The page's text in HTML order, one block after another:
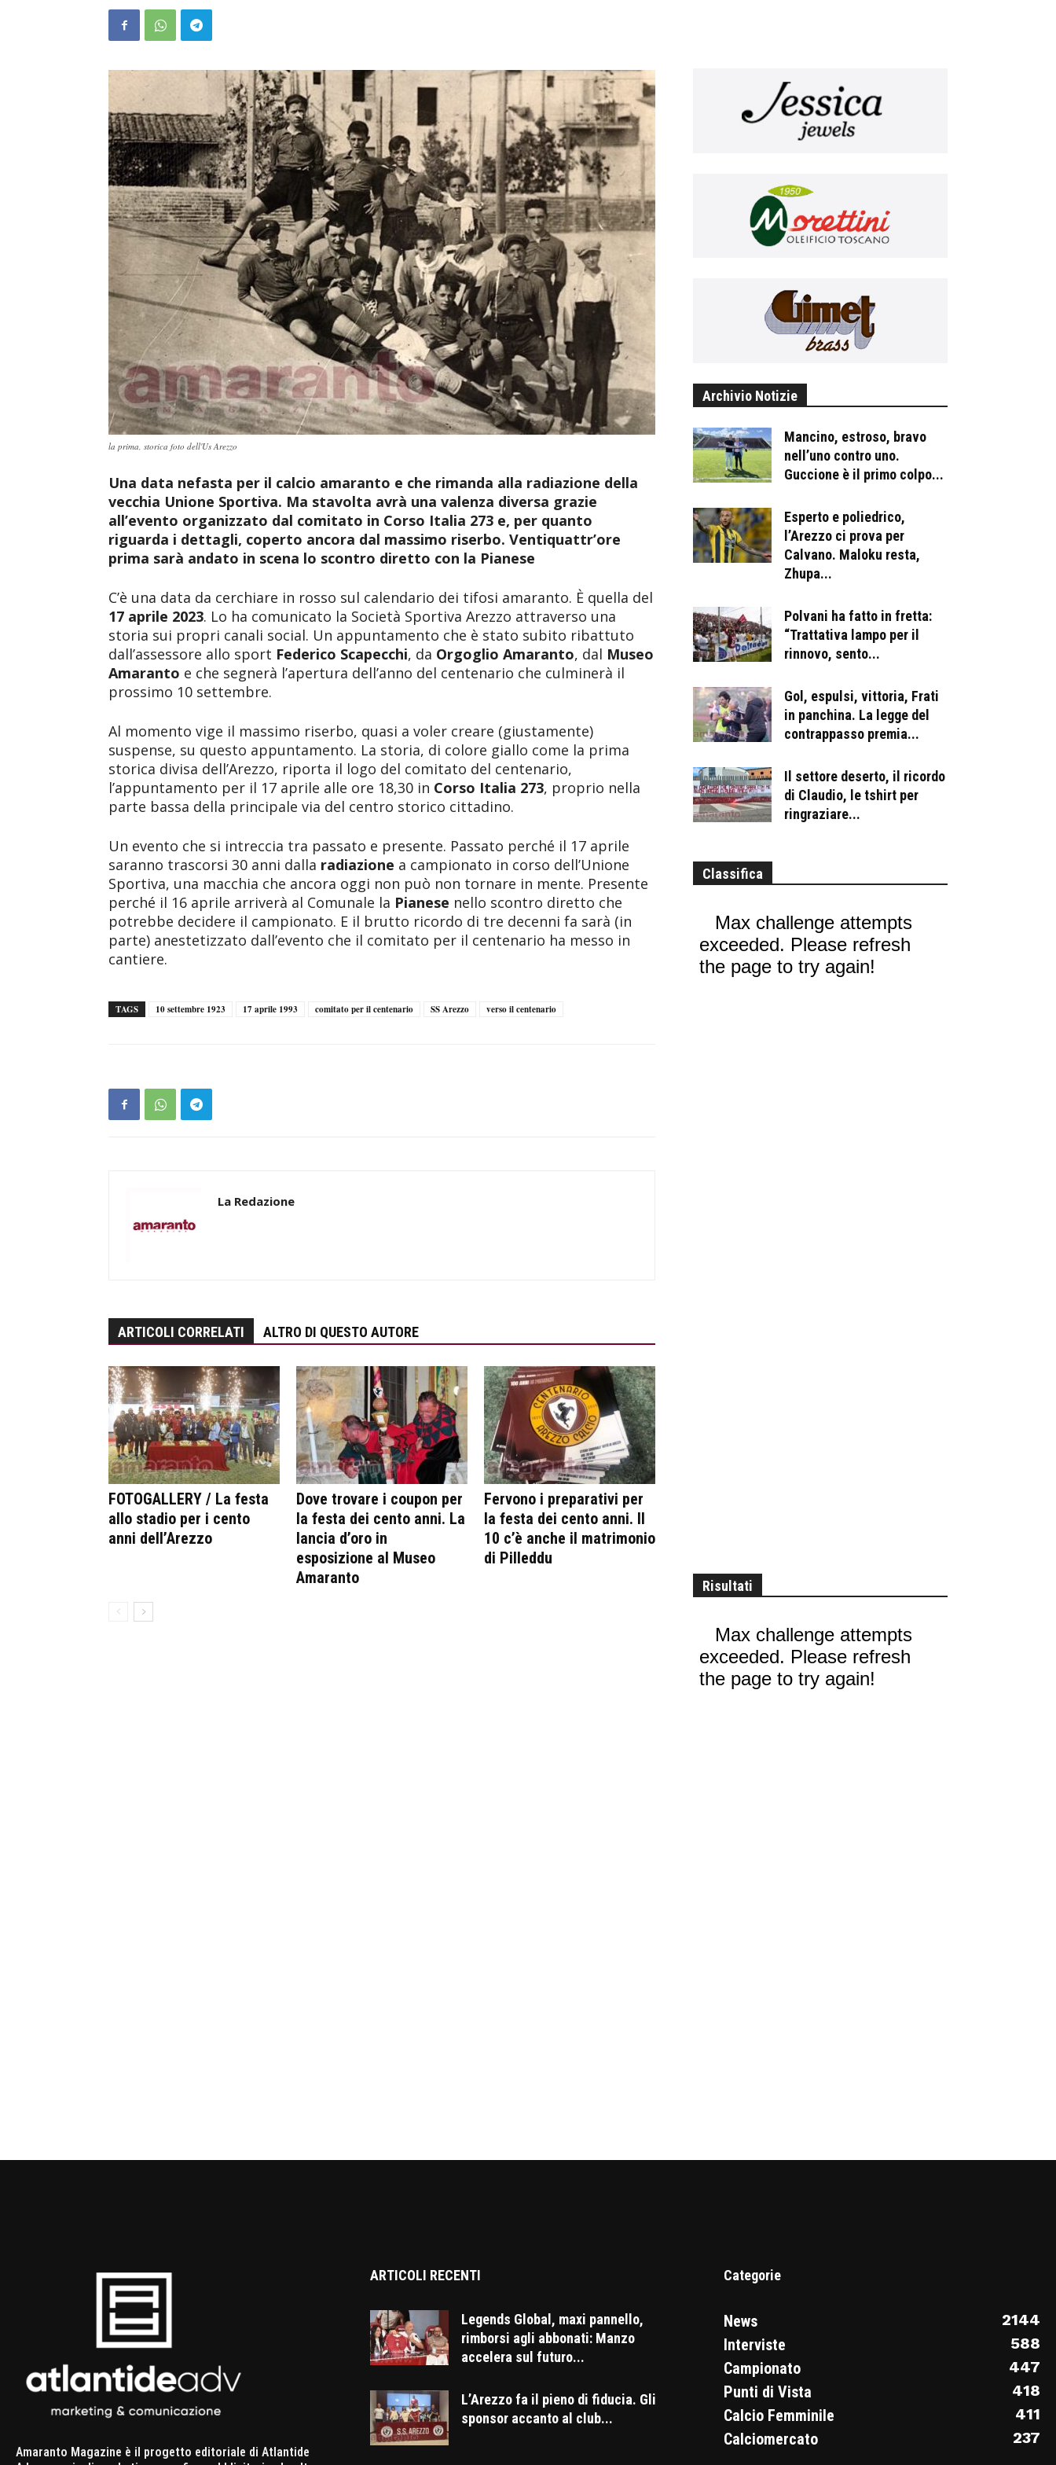
la prima, storica foto dell'Us Arezzo
Una data nefasta per il calcio amaranto e che rimanda alla radiazione della
vecchia Unione Sportiva. Ma stavolta avrà una valenza diversa grazie
all’evento organizzato dal comitato in Corso Italia 273 e, per quanto
riguarda i dettagli, coperto ancora dal massimo riserbo. Ventiquattr’ore
prima sarà andato in scena lo scontro diretto con la Pianese
C’è una data da cerchiare in rosso sul calendario dei tifosi amaranto. È quella del
17 aprile 2023. Lo ha comunicato la Società Sportiva Arezzo attraverso una
storia sui propri canali social. Un appuntamento che è stato subito ribattuto
dall’assessore allo sport Federico Scapecchi, da Orgoglio Amaranto, dal Museo
Amaranto e che segnerà l’apertura dell’anno del centenario che culminerà il
prossimo 10 settembre.
Al momento vige il massimo riserbo, quasi a voler creare (giustamente)
suspense, su questo appuntamento. La storia, di colore giallo come la prima
storica divisa dell’Arezzo, riporta il logo del comitato del centenario,
l’appuntamento per il 17 aprile alle ore 18,30 in Corso Italia 273, proprio nella
parte bassa della principale via del centro storico cittadino.
Un evento che si intreccia tra passato e presente. Passato perché il 17 aprile
saranno trascorsi 30 anni dalla radiazione a campionato in corso dell’Unione
Sportiva, una macchia che ancora oggi non può non tornare in mente. Presente
perché il 16 aprile arriverà al Comunale la Pianese nello scontro diretto che
potrebbe decidere il campionato. E il brutto ricordo di tre decenni fa sarà (in
parte) anestetizzato dall’evento che il comitato per il centenario ha messo in
cantiere.
TAGS 10 settembre 1923 17 aprile 1993 comitato per il centenario SS Arezzo verso il centenario
La Redazione
ARTICOLI CORRELATI ALTRO DI QUESTO AUTORE
FOTOGALLERY / La festa
allo stadio per i cento
anni dell’Arezzo
Dove trovare i coupon per
la festa dei cento anni. La
lancia d’oro in
esposizione al Museo
Amaranto
Fervono i preparativi per
la festa dei cento anni. Il
10 c’è anche il matrimonio
di Pilleddu
Archivio Notizie
Mancino, estroso, bravo
nell’uno contro uno.
Guccione è il primo colpo...
Esperto e poliedrico,
l’Arezzo ci prova per
Calvano. Maloku resta,
Zhupa...
Polvani ha fatto in fretta:
“Trattativa lampo per il
rinnovo, sento...
Gol, espulsi, vittoria, Frati
in panchina. La legge del
contrappasso premia...
Il settore deserto, il ricordo
di Claudio, le tshirt per
ringraziare...
Classifica
Risultati
Amaranto Magazine è il progetto editoriale di Atlantide
ARTICOLI RECENTI
Legends Global, maxi pannello,
rimborsi agli abbonati: Manzo
accelera sul futuro...
L’Arezzo fa il pieno di fiducia. Gli
sponsor accanto al club...
Categorie
News
2144
Interviste
588
Campionato
447
Punti di Vista
418
Calcio Femminile
411
Calciomercato
237